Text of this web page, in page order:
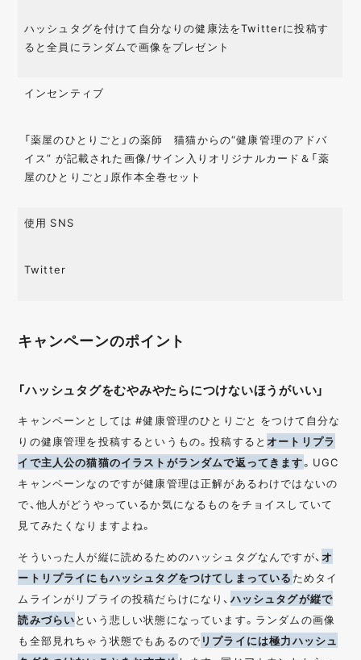
ハッシュタグを付けて自分なりの健康法をTwitterに投稿す
ると全員にランダムで画像をプレゼント
インセンティブ
「薬屋のひとりごと」の薬師 猫猫からの“健康管理のアドバ
イス” が記載された画像/サイン入りオリジナルカード＆「薬
屋のひとりごと」原作本全巻セット
使用 SNS
Twitter
キャンペーンのポイント
「ハッシュタグをむやみやたらにつけないほうがいい」
キャンペーンとしては #健康管理のひとりごと をつけて自分な
りの健康管理を投稿するというもの。投稿するとオートリプラ
イで主人公の猫猫のイラストがランダムで返ってきます。UGC
キャンペーンなのですが健康管理は正解があるわけではないの
で、他人がどうやっているか気になるものをチョイスしていて
見てみたくなりますよね。
そういった人が縦に読めるためのハッシュタグなんですが、オ
ートリプライにもハッシュタグをつけてしまっている ためタイ
ムラインがリプライの投稿だらけになり、 ハッシュタグが縦で
読みづらいという悲しい状態になっています。ランダムの画像
も全部見れちゃう状態でもあるので リプライには極力ハッシュ